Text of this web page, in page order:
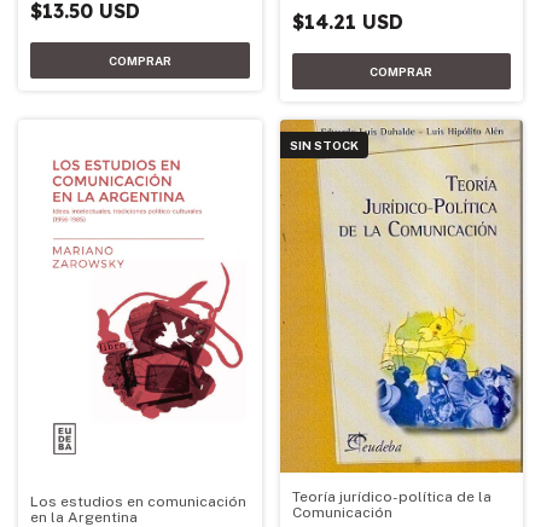
$13.50 USD $14.21 USD
Los estudios en comunicación
en la Argentina
SIN STOCK
Teoría jurídico-política de la
Comunicación